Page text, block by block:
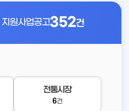
지원사업공고352건
전통시장
6건